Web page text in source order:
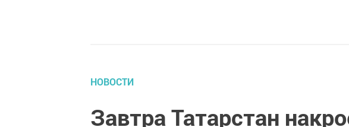
НОВОСТИ
Завтра Татарстан